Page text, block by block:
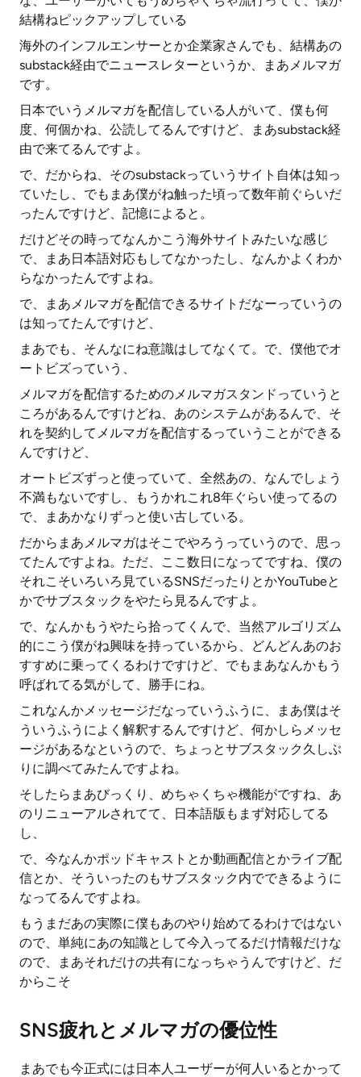
結構ねピックアップしている
海外のインフルエンサーとか企業家さんでも、結構あの
substack経由でニュースレターというか、まあメルマガ
です。
日本でいうメルマガを配信している人がいて、僕も何
度、何個かね、公読してるんですけど、まあsubstack経
由で来てるんですよ。
で、だからね、そのsubstackっていうサイト自体は知っ
ていたし、でもまあ僕がね触った頃って数年前ぐらいだ
ったんですけど、記憶によると。
だけどその時ってなんかこう海外サイトみたいな感じ
で、まあ日本語対応もしてなかったし、なんかよくわか
らなかったんですよね。
で、まあメルマガを配信できるサイトだなーっていうの
は知ってたんですけど、
まあでも、そんなにね意識はしてなくて。で、僕他でオ
ートビズっていう、
メルマガを配信するためのメルマガスタンドっていうと
ころがあるんですけどね、あのシステムがあるんで、そ
れを契約してメルマガを配信するっていうことができる
んですけど、
オートビズずっと使っていて、全然あの、なんでしょう
不満もないですし、もうかれこれ8年ぐらい使ってるの
で、まあかなりずっと使い古している。
だからまあメルマガはそこでやろうっていうので、思っ
てたんですよね。ただ、ここ数日になってですね、僕の
それこそいろいろ見ているSNSだったりとかYouTubeと
かでサブスタックをやたら見るんですよ。
で、なんかもうやたら拾ってくんで、当然アルゴリズム
的にこう僕がね興味を持っているから、どんどんあのお
すすめに乗ってくるわけですけど、でもまあなんかもう
呼ばれてる気がして、勝手にね。
これなんかメッセージだなっていうふうに、まあ僕はそ
ういうふうによく解釈するんですけど、何かしらメッセ
ージがあるなというので、ちょっとサブスタック久しぶ
りに調べてみたんですよね。
そしたらまあびっくり、めちゃくちゃ機能がですね、あ
のリニューアルされてて、日本語版もまず対応してる
し、
で、今なんかポッドキャストとか動画配信とかライブ配
信とか、そういったのもサブスタック内でできるように
なってるんですよね。
もうまだあの実際に僕もあのやり始めてるわけではない
ので、単純にあの知識として今入ってるだけ情報だけな
ので、まあそれだけの共有になっちゃうんですけど、だ
からこそ
SNS疲れとメルマガの優位性
まあでも今正式には日本人ユーザーが何人いるとかって